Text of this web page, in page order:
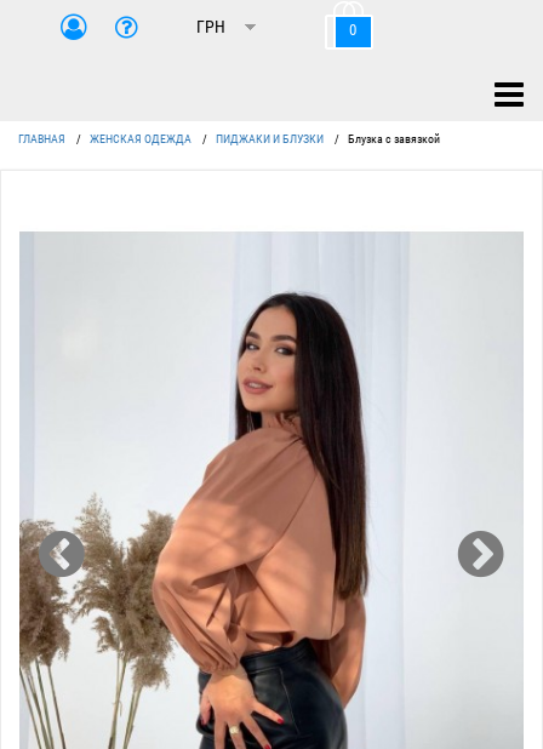
0
ГЛАВНАЯ / ЖЕНСКАЯ ОДЕЖДА / ПИДЖАКИ И БЛУЗКИ / Блузка с завязкой